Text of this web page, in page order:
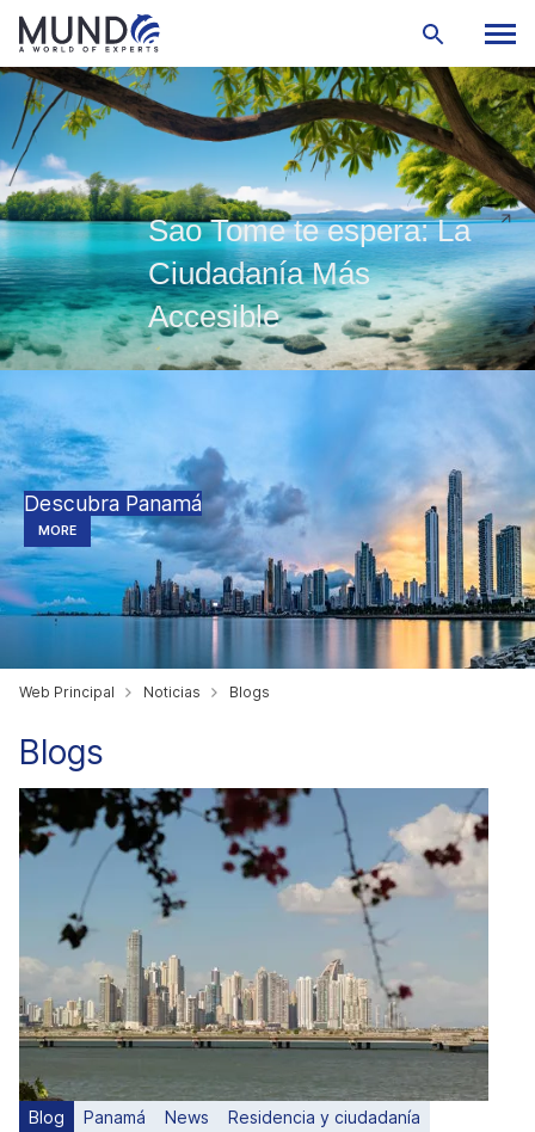
Sao Tome te espera: La
Ciudadanía Más
Accesible
Descubra Panamá
MORE
Web Principal Noticias Blogs
Blogs
Blog Panamá News Residencia y ciudadanía